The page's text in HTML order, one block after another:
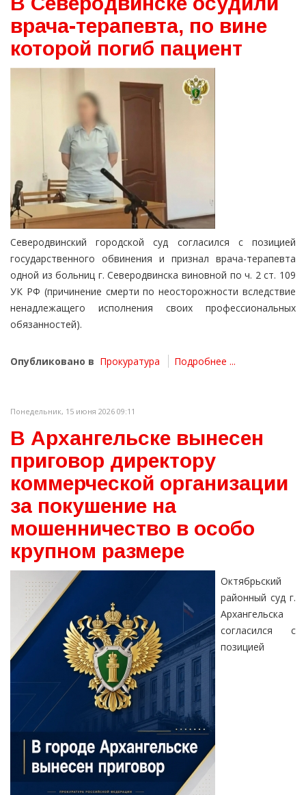
врача-терапевта, по вине
которой погиб пациент
Северодвинский городской суд согласился с позицией
государственного обвинения и признал врача-терапевта
одной из больниц г. Северодвинска виновной по ч. 2 ст. 109
УК РФ (причинение смерти по неосторожности вследствие
ненадлежащего исполнения своих профессиональных
обязанностей).
Опубликовано в Прокуратура Подробнее ...
Понедельник, 15 июня 2026 09:11
В Архангельске вынесен
приговор директору
коммерческой организации
за покушение на
мошенничество в особо
крупном размере
Октябрьский
районный суд г.
Архангельска
согласился с
позицией